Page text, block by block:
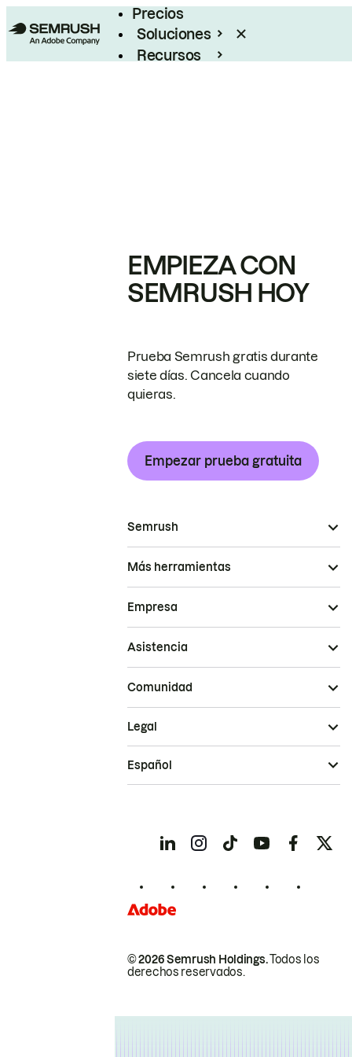
Precios
Soluciones
Recursos
EMPIEZA CON
SEMRUSH HOY
Prueba Semrush gratis durante
siete días. Cancela cuando
quieras.
Empezar prueba gratuita
Semrush
Más herramientas
Empresa
Asistencia
Comunidad
© 2026 Semrush Holdings.Todos los
derechos reservados.
Legal
Español